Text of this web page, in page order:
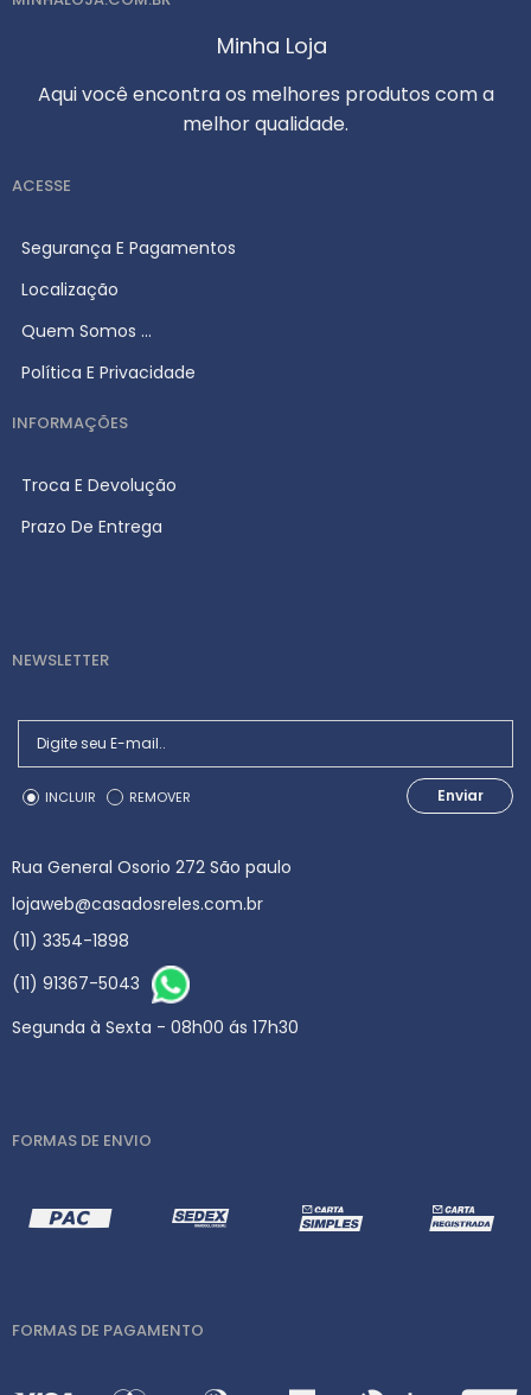
Minha Loja
Aqui você encontra os melhores produtos com a
melhor qualidade.
ACESSE
Segurança E Pagamentos
Localização
Quem Somos ...
Política E Privacidade
INFORMAÇÕES
Troca E Devolução
Prazo De Entrega
NEWSLETTER
INCLUIR REMOVER Enviar
Rua General Osorio 272 São paulo
lojaweb@casadosreles.com.br
(11) 3354-1898
(11) 91367-5043
Segunda à Sexta - 08h00 ás 17h30
FORMAS DE ENVIO
FORMAS DE PAGAMENTO